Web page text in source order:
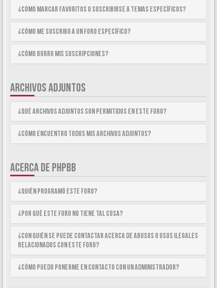
¿Cómo marcar Favoritos o suscribirse a temas específicos?
¿Cómo me suscribo a un foro específico?
¿Cómo borro mis suscripciones?
ARCHIVOS ADJUNTOS
¿Qué archivos adjuntos son permitidos en este foro?
¿Cómo encuentro todos mis archivos adjuntos?
ACERCA DE PHPBB
¿Quién programó este foro?
¿Por qué este foro no tiene tal cosa?
¿Con quién se puede contactar acerca de abusos o usos ilegales
relacionados con este foro?
¿Cómo puedo ponerme en contacto con un Administrador?